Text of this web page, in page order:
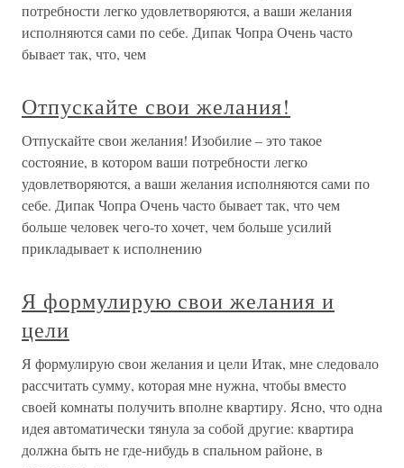
потребности легко удовлетворяются, а ваши желания
исполняются сами по себе. Дипак Чопра Очень часто
бывает так, что, чем
Отпускайте свои желания!
Отпускайте свои желания! Изобилие – это такое
состояние, в котором ваши потребности легко
удовлетворяются, а ваши желания исполняются сами по
себе. Дипак Чопра Очень часто бывает так, что чем
больше человек чего-то хочет, чем больше усилий
прикладывает к исполнению
Я формулирую свои желания и
цели
Я формулирую свои желания и цели Итак, мне следовало
рассчитать сумму, которая мне нужна, чтобы вместо
своей комнаты получить вполне квартиру. Ясно, что одна
идея автоматически тянула за собой другие: квартира
должна быть не где-нибудь в спальном районе, в